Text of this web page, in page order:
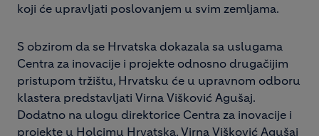
koji će upravljati poslovanjem u svim zemljama.
S obzirom da se Hrvatska dokazala sa uslugama
Centra za inovacije i projekte odnosno drugačijim
pristupom tržištu, Hrvatsku će u upravnom odboru
klastera predstavljati Virna Višković Agušaj.
Dodatno na ulogu direktorice Centra za inovacije i
projekte u Holcimu Hrvatska, Virna Višković Agušaj